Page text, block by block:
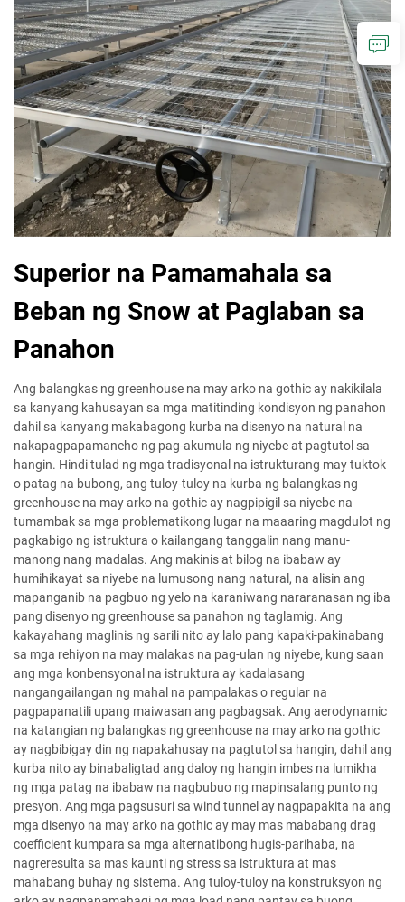
Superior na Pamamahala sa
Beban ng Snow at Paglaban sa
Panahon
Ang balangkas ng greenhouse na may arko na gothic ay nakikilala
sa kanyang kahusayan sa mga matitinding kondisyon ng panahon
dahil sa kanyang makabagong kurba na disenyo na natural na
nakapagpapamaneho ng pag-akumula ng niyebe at pagtutol sa
hangin. Hindi tulad ng mga tradisyonal na istrukturang may tuktok
o patag na bubong, ang tuloy-tuloy na kurba ng balangkas ng
greenhouse na may arko na gothic ay nagpipigil sa niyebe na
tumambak sa mga problematikong lugar na maaaring magdulot ng
pagkabigo ng istruktura o kailangang tanggalin nang manu-
manong nang madalas. Ang makinis at bilog na ibabaw ay
humihikayat sa niyebe na lumusong nang natural, na alisin ang
mapanganib na pagbuo ng yelo na karaniwang nararanasan ng iba
pang disenyo ng greenhouse sa panahon ng taglamig. Ang
kakayahang maglinis ng sarili nito ay lalo pang kapaki-pakinabang
sa mga rehiyon na may malakas na pag-ulan ng niyebe, kung saan
ang mga konbensyonal na istruktura ay kadalasang
nangangailangan ng mahal na pampalakas o regular na
pagpapanatili upang maiwasan ang pagbagsak. Ang aerodynamic
na katangian ng balangkas ng greenhouse na may arko na gothic
ay nagbibigay din ng napakahusay na pagtutol sa hangin, dahil ang
kurba nito ay binabaligtad ang daloy ng hangin imbes na lumikha
ng mga patag na ibabaw na nagbubuo ng mapinsalang punto ng
presyon. Ang mga pagsusuri sa wind tunnel ay nagpapakita na ang
mga disenyo na may arko na gothic ay may mas mababang drag
coefficient kumpara sa mga alternatibong hugis-parihaba, na
nagreresulta sa mas kaunti ng stress sa istruktura at mas
mahabang buhay ng sistema. Ang tuloy-tuloy na konstruksyon ng